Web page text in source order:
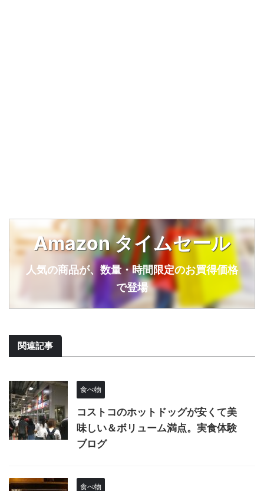
Amazon タイムセール
人気の商品が、数量・時間限定のお買得価格
で登場
関連記事
食べ物
コストコのホットドッグが安くて美
味しい＆ボリューム満点。実食体験
ブログ
食べ物